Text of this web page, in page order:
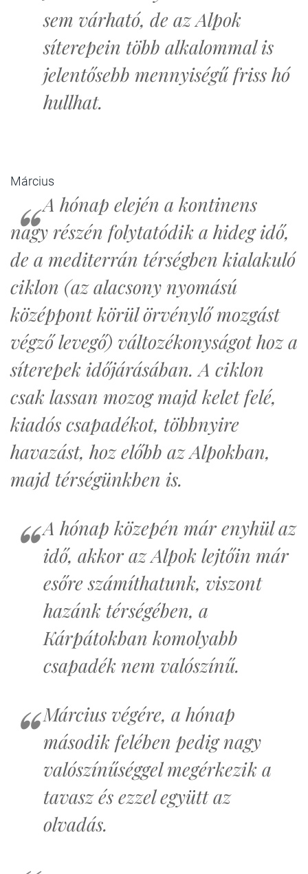
sem várható, de az Alpok
síterepein több alkalommal is
jelentősebb mennyiségű friss hó
hullhat.
Március
A hónap elején a kontinens
nagy részén folytatódik a hideg idő,
de a mediterrán térségben kialakuló
ciklon (az alacsony nyomású
középpont körül örvénylő mozgást
végző levegő) változékonyságot hoz a
síterepek időjárásában. A ciklon
csak lassan mozog majd kelet felé,
kiadós csapadékot, többnyire
havazást, hoz előbb az Alpokban,
majd térségünkben is.
A hónap közepén már enyhül az
idő, akkor az Alpok lejtőin már
esőre számíthatunk, viszont
hazánk térségében, a
Kárpátokban komolyabb
csapadék nem valószínű.
Március végére, a hónap
második felében pedig nagy
valószínűséggel megérkezik a
tavasz és ezzel együtt az
olvadás.